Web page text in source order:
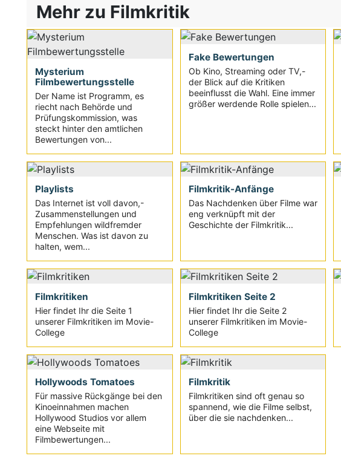
Mehr zu Filmkritik
Mysterium
Filmbewertungsstelle
Der Name ist Programm, es
riecht nach Behörde und
Prüfungskommission, was
steckt hinter den amtlichen
Bewertungen von...
Fake Bewertungen
Ob Kino, Streaming oder TV,-
der Blick auf die Kritiken
beeinflusst die Wahl. Eine immer
größer werdende Rolle spielen...
Playlists
Das Internet ist voll davon,-
Zusammenstellungen und
Empfehlungen wildfremder
Menschen. Was ist davon zu
halten, wem...
Filmkritik-Anfänge
Das Nachdenken über Filme war
eng verknüpft mit der
Geschichte der Filmkritik...
Filmkritiken
Hier findet Ihr die Seite 1
unserer Filmkritiken im Movie-
College
Filmkritiken Seite 2
Hier findet Ihr die Seite 2
unserer Filmkritiken im Movie-
College
Hollywoods Tomatoes
Für massive Rückgänge bei den
Kinoeinnahmen machen
Hollywood Studios vor allem
eine Webseite mit
Filmbewertungen...
Filmkritik
Filmkritiken sind oft genau so
spannend, wie die Filme selbst,
über die sie nachdenken...